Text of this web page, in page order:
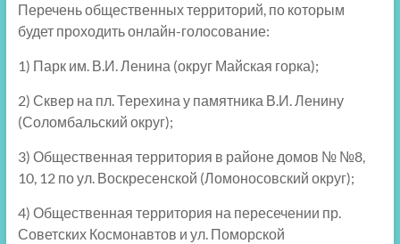
Перечень общественных территорий, по которым
будет проходить онлайн-голосование:
1) Парк им. В.И. Ленина (округ Майская горка);
2) Сквер на пл. Терехина у памятника В.И. Ленину
(Соломбальский округ);
3) Общественная территория в районе домов № №8,
10, 12 по ул. Воскресенской (Ломоносовский округ);
4) Общественная территория на пересечении пр.
Советских Космонавтов и ул. Поморской